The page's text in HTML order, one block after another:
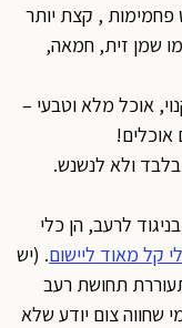
, קצת יותר
שמן זית, חמאה,
אוכל מלא וטבעי –
לרעב, הן כלי
מאוד ליישום. (יש
תחושת רעב
צום יודע שלא